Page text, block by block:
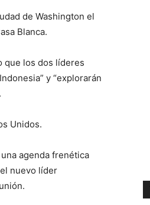
de Washington el
Blanca.
que los dos líderes
y “explorarán
Unidos.
agenda frenética
nuevo líder